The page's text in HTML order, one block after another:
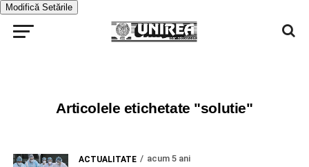
Modifică Setările
Articolele etichetate "solutie"
ACTUALITATE acum 5 ani